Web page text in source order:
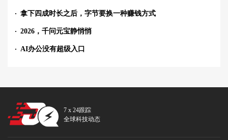
拿下四成时长之后，字节要换一种赚钱方式
2026，千问元宝静悄悄
AI办公没有超级入口
7 x 24跟踪
全球科技动态